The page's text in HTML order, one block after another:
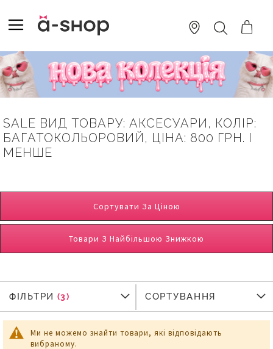
TO
CONTENT
ПОШУК
SALE ВИД ТОВАРУ: АКСЕСУАРИ, КОЛІР:
БАГАТОКОЛЬОРОВИЙ, ЦІНА: 800 ГРН. І
МЕНШЕ
Сортувати За Ціною
Товари З Найбільшою Знижкою
Ми не можемо знайти товари, які відповідають
вибраному.
ФІЛЬТРИ
ФІЛЬТРИ СОРТУВАННЯ